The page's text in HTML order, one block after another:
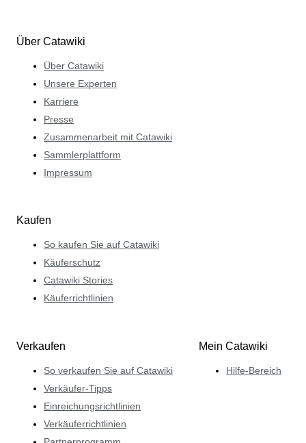
Über Catawiki
Über Catawiki
Unsere Experten
Karriere
Presse
Zusammenarbeit mit Catawiki
Sammlerplattform
Impressum
Kaufen
So kaufen Sie auf Catawiki
Käuferschutz
Catawiki Stories
Käuferrichtlinien
Verkaufen
So verkaufen Sie auf Catawiki
Verkäufer-Tipps
Einreichungsrichtlinien
Verkäuferrichtlinien
Mein Catawiki
Hilfe-Bereich